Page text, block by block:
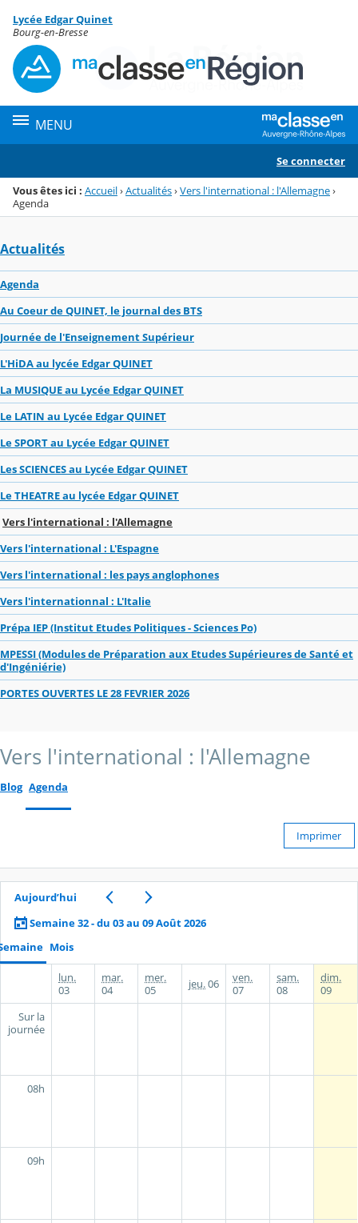
Menu de la rubrique
Contenu
Lycée Edgar Quinet
Bourg-en-Bresse
MENU
Se connecter
Vous êtes ici : Accueil›Actualités›Vers l'international : l'Allemagne›
Agenda
Actualités
Agenda
Au Coeur de QUINET, le journal des BTS
Journée de l'Enseignement Supérieur
L'HiDA au lycée Edgar QUINET
La MUSIQUE au Lycée Edgar QUINET
Le LATIN au Lycée Edgar QUINET
Le SPORT au Lycée Edgar QUINET
Les SCIENCES au Lycée Edgar QUINET
Le THEATRE au lycée Edgar QUINET
Vers l'international : l'Allemagne
Vers l'international : L'Espagne
Vers l'international : les pays anglophones
Vers l'internationnal : L'Italie
Prépa IEP (Institut Etudes Politiques - Sciences Po)
MPESSI (Modules de Préparation aux Etudes Supérieures de Santé et
d'Ingéniérie)
PORTES OUVERTES LE 28 FEVRIER 2026
Vers l'international : l'Allemagne
Blog Agenda
Imprimer
Aujourd’hui
Semaine 32 - du 03 au 09 Août 2026
Mois
lun.
03
mar.
04
mer.
05
jeu.06
ven.
07
sam.
08
dim.
09
Sur la
journée
08h
09h